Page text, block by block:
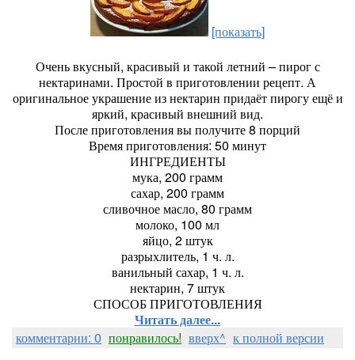
[показать]
Очень вкусный, красивый и такой летний – пирог с
нектаринами. Простой в приготовлении рецепт. А
оригинальное украшение из нектарин придаёт пирогу ещё и
яркий, красивый внешний вид.
После приготовления вы получите 8 порций
Время приготовления: 50 минут
ИНГРЕДИЕНТЫ
мука, 200 грамм
сахар, 200 грамм
сливочное масло, 80 грамм
молоко, 100 мл
яйцо, 2 штук
разрыхлитель, 1 ч. л.
ванильный сахар, 1 ч. л.
нектарин, 7 штук
СПОСОБ ПРИГОТОВЛЕНИЯ
Читать далее...
комментарии: 0 понравилось! вверх^ к полной версии